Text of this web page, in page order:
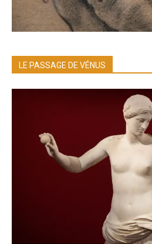
LE PASSAGE DE VÉNUS